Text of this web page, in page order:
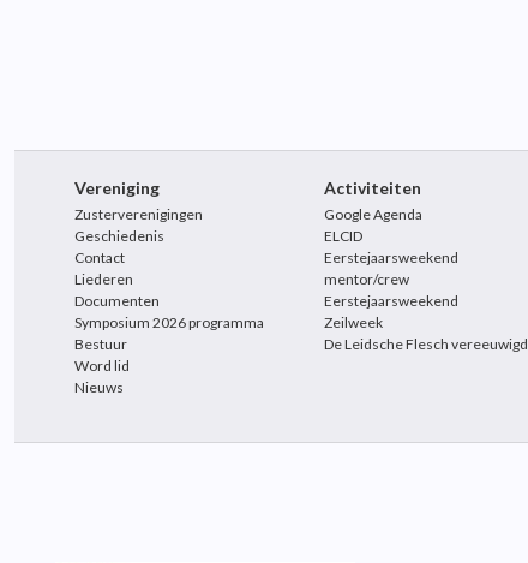
Vereniging
Zusterverenigingen
Geschiedenis
Contact
Liederen
Documenten
Symposium 2026 programma
Bestuur
Word lid
Nieuws
Activiteiten
Google Agenda
ELCID
Eerstejaarsweekend
mentor/crew
Eerstejaarsweekend
Zeilweek
De Leidsche Flesch vereeuwigd